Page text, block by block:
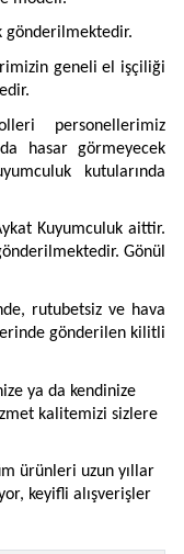
gönderilmektedir.
geneli el işçiliği
personellerimiz
hasar görmeyecek
kutularında
Kuyumculuk aittir.
Gönül
rutubetsiz ve hava
gönderilen kilitli
ya da kendinize
kalitemizi sizlere
ürünleri uzun yıllar
keyifli alışverişler